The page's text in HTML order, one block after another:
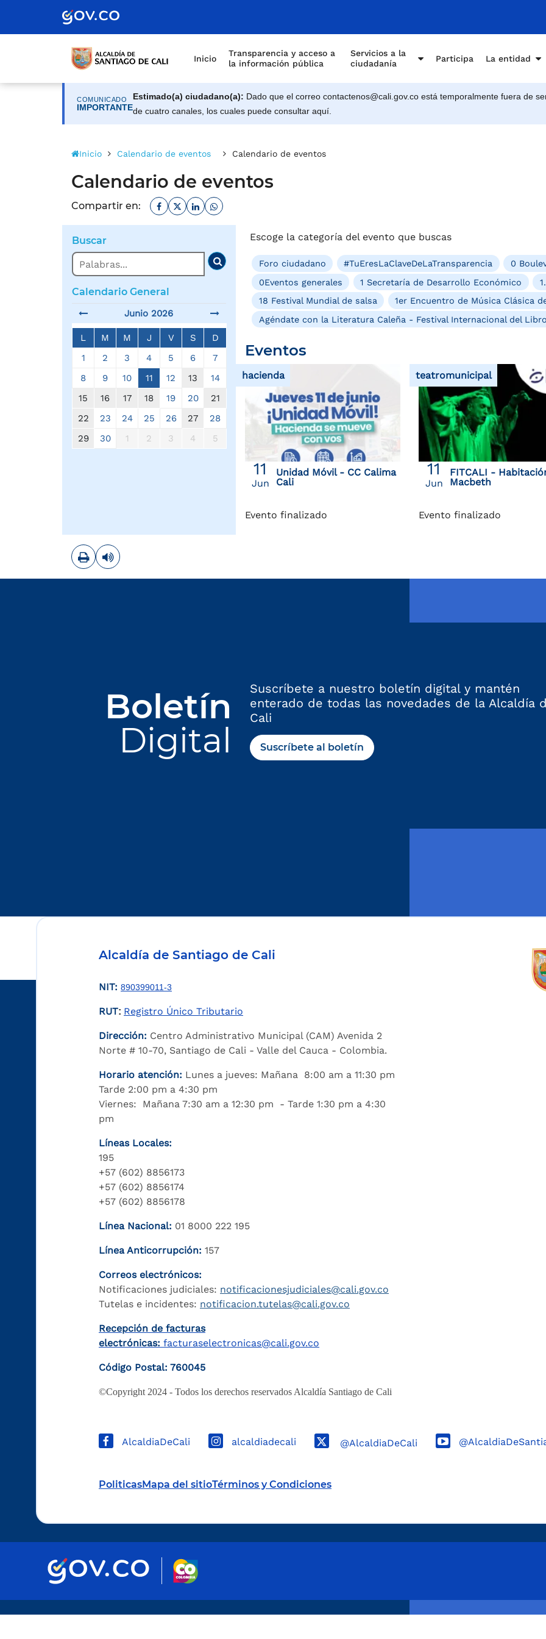
de Santiago de Cali
Inicio
Transparencia y acceso a
la información pública
Servicios a la
ciudadanía
Participa La entidad
COMUNICADO
IMPORTANTE
Estimado(a) ciudadano(a): Dado que el correo contactenos@cali.gov.co está temporalmente fuera de
de cuatro canales, los cuales puede consultar aquí.
Inicio Calendario de eventos Calendario de eventos
Calendario de eventos
Compartir en: Facebook
TwitterLinkedinWhatsapp
Buscar
Buscar
Buscar
Calendario General
Junio 2026
L M M J V S
D
1
2 3 4 5 6
7
8
9 10 11 12 13
14
15
16 17 18 19 20
21
22
23 24 25 26 27
28
29
30 1 2 3 4 5
Escoge la categoría del evento que buscas
Foro ciudadano #TuEresLaClaveDeLaTransparencia
0
0Eventos generales
1 Secretaría de Desarrollo Económico
18 Festival Mundial de salsa
1er Encuentro de Música Clásica
Agéndate con la Literatura Caleña - Festival Internacional del
Eventos
hacienda
11
Jun
Unidad Móvil - CC Calima
Cali
Evento finalizado
teatromunicipal
11
Jun
FITCALI -
Macbeth
Evento finalizado
ImprimirLeer contenido
Boletín
Digital
Suscríbete a nuestro boletín digital y mantén
enterado de todas las novedades de la Alcaldía
Cali
Suscríbete al boletín
Alcaldía de Santiago de Cali
NIT: 890399011-3
RUT: Registro Único Tributario
Dirección: Centro Administrativo Municipal (CAM) Avenida 2
Norte # 10-70, Santiago de Cali - Valle del Cauca - Colombia.
Horario atención: Lunes a jueves: Mañana 8:00 am a 11:30 pm
Tarde 2:00 pm a 4:30 pm
Viernes: Mañana 7:30 am a 12:30 pm - Tarde 1:30 pm a 4:30
pm
Líneas Locales:
195
+57 (602) 8856173
+57 (602) 8856174
+57 (602) 8856178
Línea Nacional: 01 8000 222 195
Línea Anticorrupción: 157
Correos electrónicos:
Notificaciones judiciales: notificacionesjudiciales@cali.gov.co
Tutelas e incidentes: notificacion.tutelas@cali.gov.co
Recepción de facturas
electrónicas: facturaselectronicas@cali.gov.co
Código Postal: 760045
©Copyright 2024 - Todos los derechos reservados Alcaldía Santiago de Cali
AlcaldiaDeCali alcaldiadecali @AlcaldiaDeCali
PoliticasMapa del sitioTérminos y Condiciones